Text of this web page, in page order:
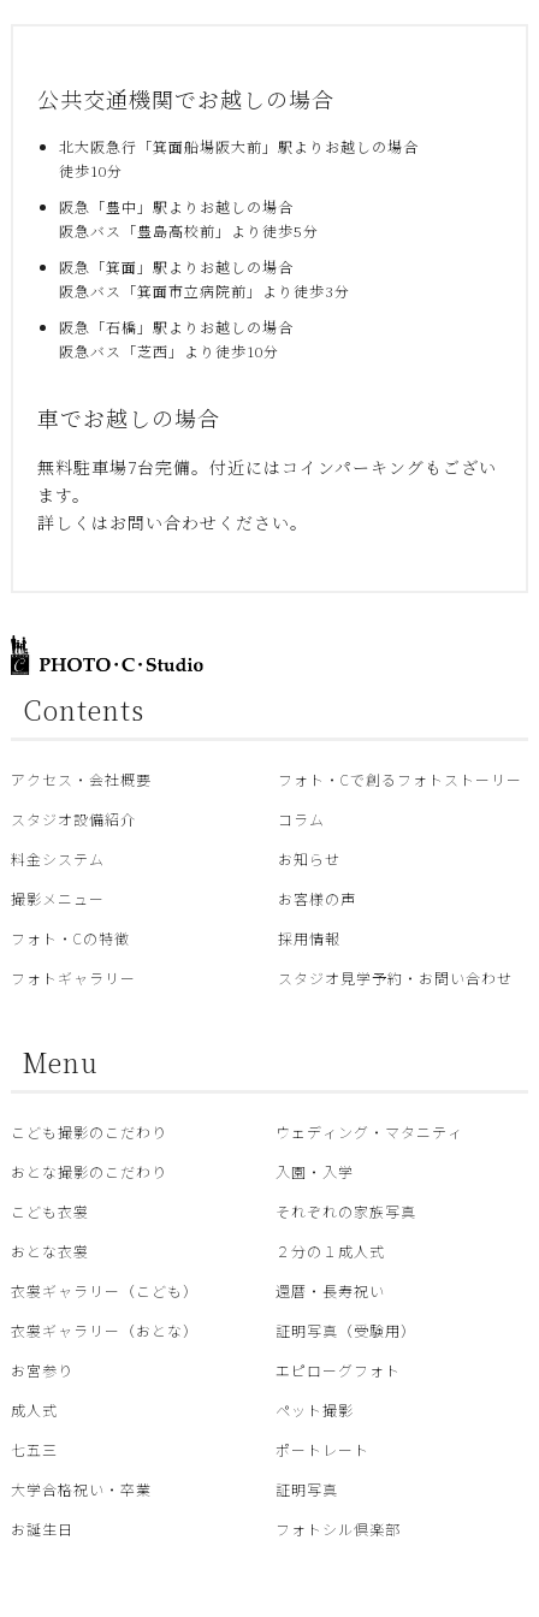
公共交通機関でお越しの場合
北大阪急行「箕面船場阪大前」駅よりお越しの場合
徒歩10分
阪急「豊中」駅よりお越しの場合
阪急バス「豊島高校前」より徒歩5分
阪急「箕面」駅よりお越しの場合
阪急バス「箕面市立病院前」より徒歩3分
阪急「石橋」駅よりお越しの場合
阪急バス「芝西」より徒歩10分
車でお越しの場合
無料駐車場7台完備。付近にはコインパーキングもござい
ます。
詳しくはお問い合わせください。
Contents
アクセス・会社概要
スタジオ設備紹介
料金システム
撮影メニュー
フォト・Cの特徴
フォトギャラリー
フォト・Cで創るフォトストーリー
コラム
お知らせ
お客様の声
採用情報
スタジオ見学予約・お問い合わせ
Menu
こども撮影のこだわり
おとな撮影のこだわり
こども衣裳
おとな衣裳
衣裳ギャラリー（こども）
衣裳ギャラリー（おとな）
お宮参り
成人式
七五三
大学合格祝い・卒業
お誕生日
ウェディング・マタニティ
入園・入学
それぞれの家族写真
２分の１成人式
還暦・⾧寿祝い
証明写真（受験用）
エピローグフォト
ペット撮影
ポートレート
証明写真
フォトシル倶楽部